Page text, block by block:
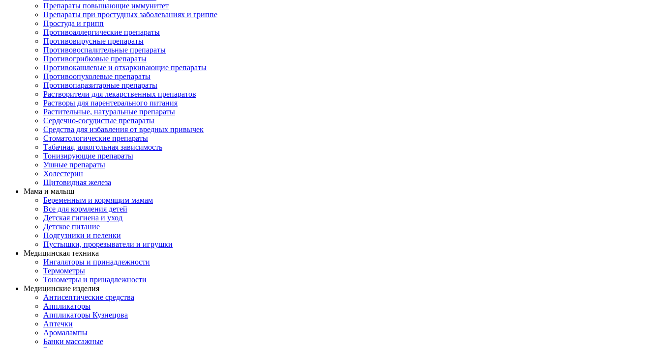
Препараты повышающие иммунитет
Препараты при простудных заболеваниях и гриппе
Простуда и грипп
Противоаллергические препараты
Противовирусные препараты
Противовоспалительные препараты
Противогрибковые препараты
Противокашлевые и отхаркивающие препараты
Противоопухолевые препараты
Противопаразитарные препараты
Растворители для лекарственных препаратов
Растворы для парентерального питания
Растительные, натуральные препараты
Сердечно-сосудистые препараты
Средства для избавления от вредных привычек
Стоматологические препараты
Табачная, алкогольная зависимость
Тонизирующие препараты
Ушные препараты
Холестерин
Щитовидная железа
Мама и малыш
Беременным и кормящим мамам
Все для кормления детей
Детская гигиена и уход
Детское питание
Подгузники и пеленки
Пустышки, прорезыватели и игрушки
Медицинская техника
Ингаляторы и принадлежности
Термометры
Тонометры и принадлежности
Медицинские изделия
Антисептические средства
Аппликаторы
Аппликаторы Кузнецова
Аптечки
Аромалампы
Банки массажные